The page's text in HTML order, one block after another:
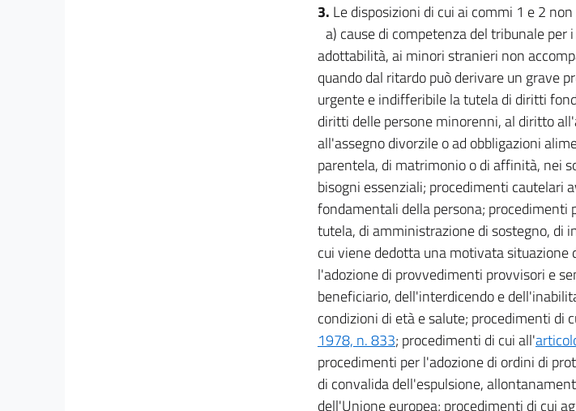
3. Le disposizioni di cui ai commi 1 e 2
a) cause di competenza del tribunale
adottabilità, ai minori stranieri non
quando dal ritardo può derivare un grave
urgente e indifferibile la tutela di diritti
diritti delle persone minorenni, al diritto
all'assegno divorzile o ad obbligazioni
parentela, di matrimonio o di affinità, nei
bisogni essenziali; procedimenti cautelari
fondamentali della persona;
tutela, di amministrazione di sostegno, di
cui viene dedotta una motivata
l'adozione di provvedimenti provvisori e
beneficiario, dell'interdicendo e
condizioni di età e salute; procedimenti di
1978, n. 833; procedimenti di cui all'
procedimenti per l'adozione di ordini di
di convalida dell'espulsione,
dell'Unione europea; procedimenti di cui